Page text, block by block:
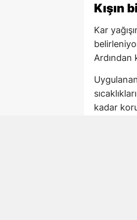
Kışın
Kar
Ardından
kadar